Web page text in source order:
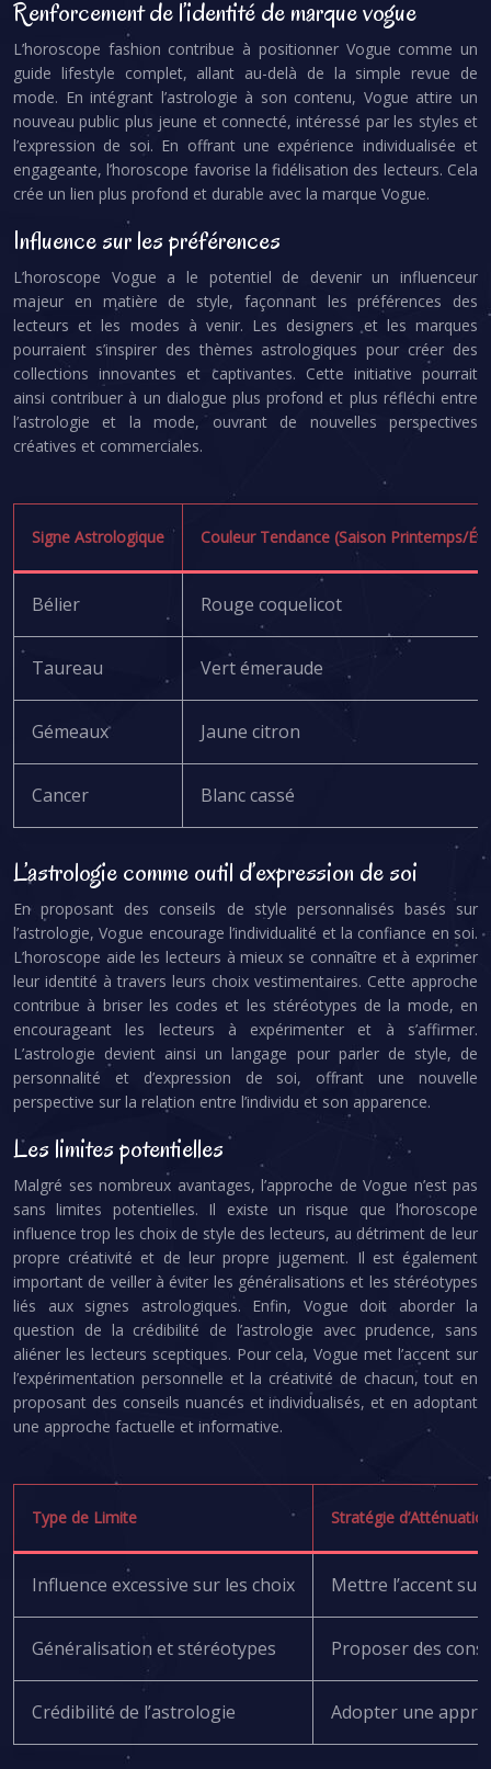
Renforcement de l’identité de marque vogue
L’horoscope fashion contribue à positionner Vogue comme un
guide lifestyle complet, allant au-delà de la simple revue de
mode. En intégrant l’astrologie à son contenu, Vogue attire un
nouveau public plus jeune et connecté, intéressé par les styles et
l’expression de soi. En offrant une expérience individualisée et
engageante, l’horoscope favorise la fidélisation des lecteurs. Cela
crée un lien plus profond et durable avec la marque Vogue.
Influence sur les préférences
L’horoscope Vogue a le potentiel de devenir un influenceur
majeur en matière de style, façonnant les préférences des
lecteurs et les modes à venir. Les designers et les marques
pourraient s’inspirer des thèmes astrologiques pour créer des
collections innovantes et captivantes. Cette initiative pourrait
ainsi contribuer à un dialogue plus profond et plus réfléchi entre
l’astrologie et la mode, ouvrant de nouvelles perspectives
créatives et commerciales.
Signe Astrologique Couleur Tendance (Saison Printemps/
Bélier Rouge coquelicot
Taureau Vert émeraude
Gémeaux Jaune citron
Cancer Blanc cassé
L’astrologie comme outil d’expression de soi
En proposant des conseils de style personnalisés basés sur
l’astrologie, Vogue encourage l’individualité et la confiance en soi.
L’horoscope aide les lecteurs à mieux se connaître et à exprimer
leur identité à travers leurs choix vestimentaires. Cette approche
contribue à briser les codes et les stéréotypes de la mode, en
encourageant les lecteurs à expérimenter et à s’affirmer.
L’astrologie devient ainsi un langage pour parler de style, de
personnalité et d’expression de soi, offrant une nouvelle
perspective sur la relation entre l’individu et son apparence.
Les limites potentielles
Malgré ses nombreux avantages, l’approche de Vogue n’est pas
sans limites potentielles. Il existe un risque que l’horoscope
influence trop les choix de style des lecteurs, au détriment de leur
propre créativité et de leur propre jugement. Il est également
important de veiller à éviter les généralisations et les stéréotypes
liés aux signes astrologiques. Enfin, Vogue doit aborder la
question de la crédibilité de l’astrologie avec prudence, sans
aliéner les lecteurs sceptiques. Pour cela, Vogue met l’accent sur
l’expérimentation personnelle et la créativité de chacun, tout en
proposant des conseils nuancés et individualisés, et en adoptant
une approche factuelle et informative.
Type de Limite Stratégie
Influence excessive sur les choix Mettre l’accent
Généralisation et stéréotypes Proposer des
Crédibilité de l’astrologie Adopter une